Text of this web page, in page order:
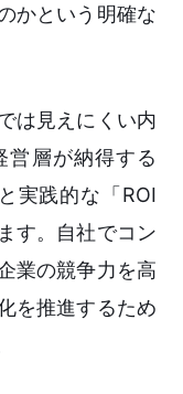
かという明確な
は見えにくい内
営層が納得する
実践的な「ROI
す。自社でコン
業の競争力を高
を推進するため